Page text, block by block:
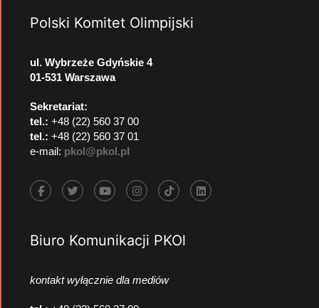
Polski Komitet Olimpijski
ul. Wybrzeże Gdyńskie 4
01-531 Warszawa
Sekretariat:
tel.: +48 (22) 560 37 00
tel.: +48 (22) 560 37 01
e-mail: pkol@pkol.pl
Biuro Komunikacji PKOl
kontakt wyłącznie dla mediów